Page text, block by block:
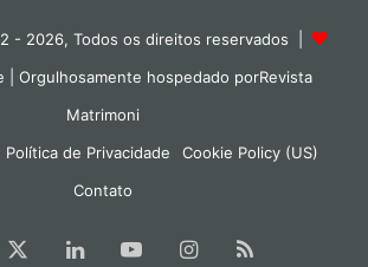
- 2026, Todos os direitos reservados |
| Orgulhosamente hospedado porRevista
Matrimoni
Política de Privacidade
Cookie Policy (US)
Contato
LinkedinYouTubeInstagram